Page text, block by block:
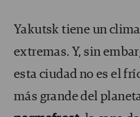
Yakutsk tiene un
extremas. Y, sin
esta ciudad no es el
más grande del